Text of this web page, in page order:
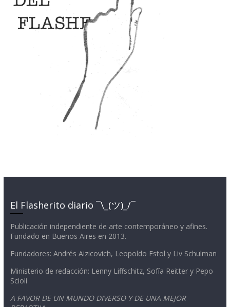
El Flasherito diario ¯\_(ツ)_/¯
Publicación independiente de arte contemporáneo y afines.
Fundado en Buenos Aires en 2013.
Fundadores: Andrés Aizicovich, Leopoldo Estol y Liv Schulman
Ministerio de redacción: Lenny Liffschitz, Sofía Reitter y Pepo
Scioli
A FAVOR DE UN MUNDO DIVERSO Y DE UNA MEJOR